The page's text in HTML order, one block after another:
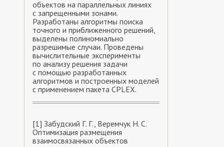
объектов на параллельных линиях
с запрещенными зонами.
Разработаны алгоритмы поиска
точного и приближенного решений,
выделены полиномиально
разрешимые случаи. Проведены
вычислительные эксперименты
по анализу решения задачи
с помощью разработанных
алгоритмов и построенных моделей
с применением пакета CPLEX.
[1] Забудский Г. Г., Веремчук Н. С.
Оптимизация размещения
взаимосвязанных объектов